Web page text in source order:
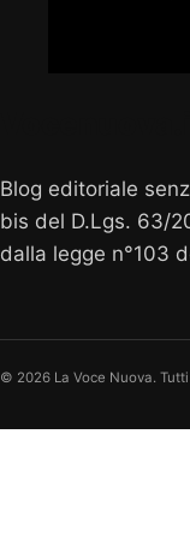
Blog editoriale
bis del D.Lgs. 63/
dalla legge n°103
© 2026 La Voce Nuova.